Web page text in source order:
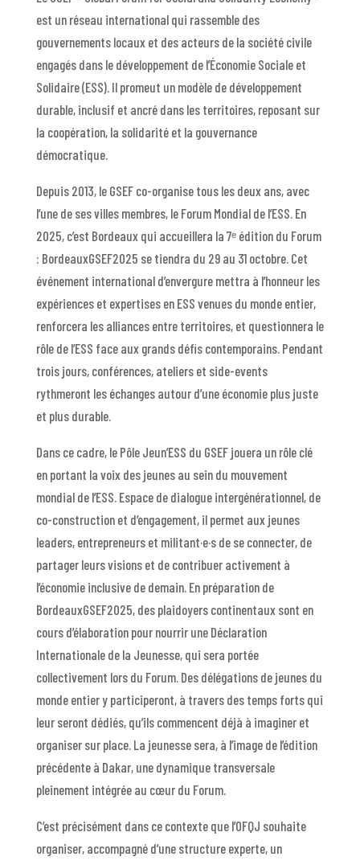
est un réseau international qui rassemble des
gouvernements locaux et des acteurs de la société civile
engagés dans le développement de l’Économie Sociale et
Solidaire (ESS). Il promeut un modèle de développement
durable, inclusif et ancré dans les territoires, reposant sur
la coopération, la solidarité et la gouvernance
démocratique.
Depuis 2013, le GSEF co-organise tous les deux ans, avec
l’une de ses villes membres, le Forum Mondial de l’ESS. En
2025, c’est Bordeaux qui accueillera la 7ᵉ édition du Forum
: BordeauxGSEF2025 se tiendra du 29 au 31 octobre. Cet
événement international d’envergure mettra à l’honneur les
expériences et expertises en ESS venues du monde entier,
renforcera les alliances entre territoires, et questionnera le
rôle de l’ESS face aux grands défis contemporains. Pendant
trois jours, conférences, ateliers et side-events
rythmeront les échanges autour d’une économie plus juste
et plus durable.
Dans ce cadre, le Pôle Jeun’ESS du GSEF jouera un rôle clé
en portant la voix des jeunes au sein du mouvement
mondial de l’ESS. Espace de dialogue intergénérationnel, de
co-construction et d’engagement, il permet aux jeunes
leaders, entrepreneurs et militant·e·s de se connecter, de
partager leurs visions et de contribuer activement à
l’économie inclusive de demain. En préparation de
BordeauxGSEF2025, des plaidoyers continentaux sont en
cours d’élaboration pour nourrir une Déclaration
Internationale de la Jeunesse, qui sera portée
collectivement lors du Forum. Des délégations de jeunes du
monde entier y participeront, à travers des temps forts qui
leur seront dédiés, qu’ils commencent déjà à imaginer et
organiser sur place. La jeunesse sera, à l’image de l’édition
précédente à Dakar, une dynamique transversale
pleinement intégrée au cœur du Forum.
C’est précisément dans ce contexte que l’OFQJ souhaite
organiser, accompagné d’une structure experte, un